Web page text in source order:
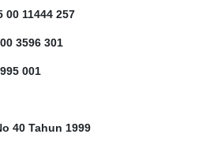
00 11444 257
3596 301
001
40 Tahun 1999